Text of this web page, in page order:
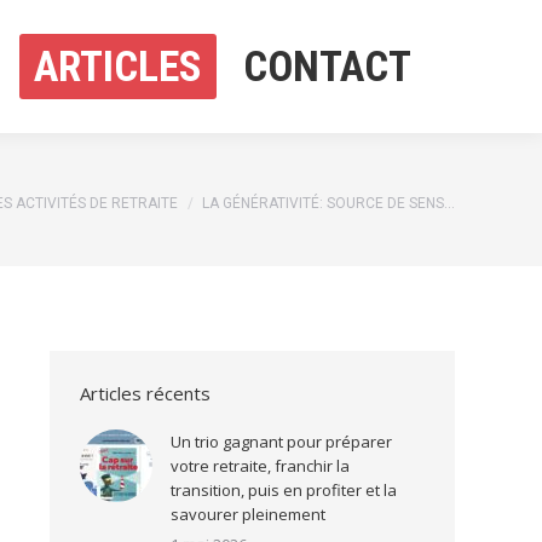
ARTICLES CONTACT
:
ACTIVITÉS DE RETRAITE LA GÉNÉRATIVITÉ: SOURCE DE SENS…
Articles récents
Un trio gagnant pour préparer
votre retraite, franchir la
transition, puis en profiter et la
savourer pleinement
ARTICLES CONTACT